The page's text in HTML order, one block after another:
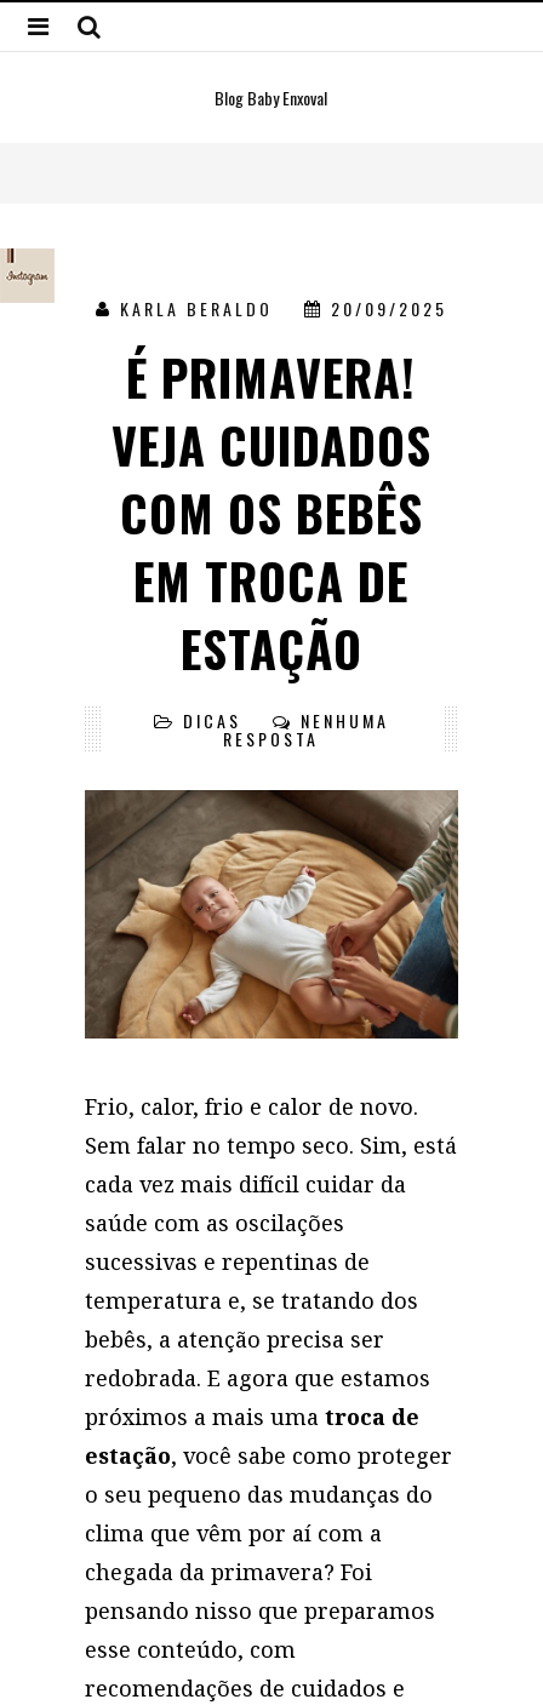
Blog Baby Enxoval
KARLA BERALDO 20/09/2025
É PRIMAVERA!
VEJA CUIDADOS
COM OS BEBÊS
EM TROCA DE
ESTAÇÃO
DICAS NENHUMA
RESPOSTA
Frio, calor, frio e calor de novo.
Sem falar no tempo seco. Sim, está
cada vez mais difícil cuidar da
saúde com as oscilações
sucessivas e repentinas de
temperatura e, se tratando dos
bebês, a atenção precisa ser
redobrada. E agora que estamos
próximos a mais uma troca de
estação, você sabe como proteger
o seu pequeno das mudanças do
clima que vêm por aí com a
chegada da primavera? Foi
pensando nisso que preparamos
esse conteúdo, com
recomendações de cuidados e